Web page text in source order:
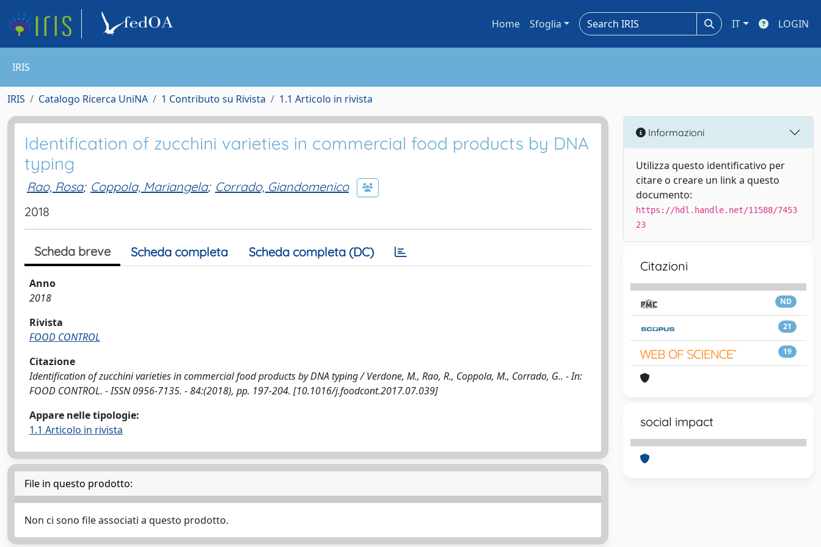
Home Sfoglia IT LOGIN
IRIS
IRIS Catalogo Ricerca UniNA 1 Contributo su Rivista 1.1 Articolo in rivista
Identification of zucchini varieties in commercial food products by DNA
typing
Rao, Rosa; Coppola, Mariangela; Corrado, Giandomenico
2018
Scheda breve Scheda completa Scheda completa (DC)
Anno
2018
Rivista
FOOD CONTROL
Citazione
Identification of zucchini varieties in commercial food products by DNA typing / Verdone, M., Rao, R., Coppola, M., Corrado, G.. - In:
FOOD CONTROL. - ISSN 0956-7135. - 84:(2018), pp. 197-204. [10.1016/j.foodcont.2017.07.039]
Appare nelle tipologie:
1.1 Articolo in rivista
File in questo prodotto:
Non ci sono file associati a questo prodotto.
Informazioni
Utilizza questo identificativo per
citare o creare un link a questo
documento:
https://hdl.handle.net/11588/7453
23
Citazioni
ND
21
19
social impact